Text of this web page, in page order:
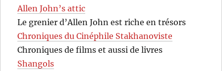
Allen John’s attic
Le grenier d’Allen John est riche en trésors
Chroniques du Cinéphile Stakhanoviste
Chroniques de films et aussi de livres
Shangols